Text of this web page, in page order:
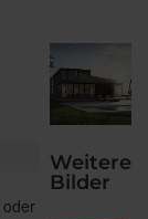
Weitere
Bilder